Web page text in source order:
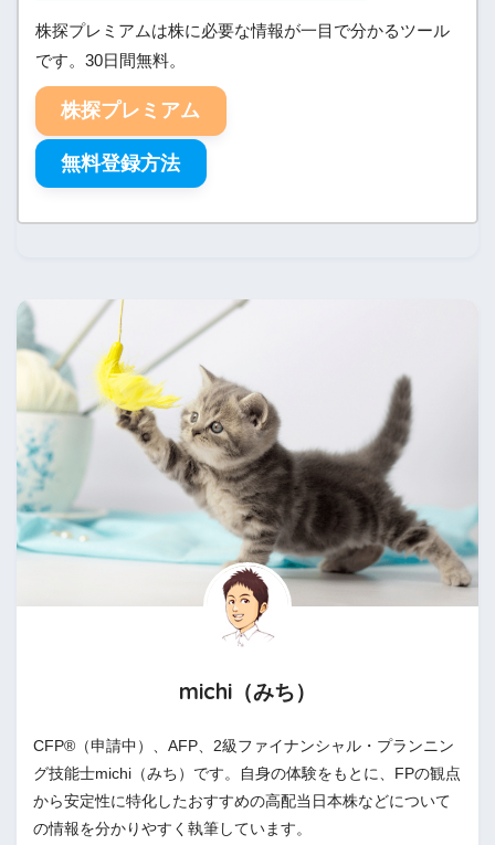
株探プレミアムは株に必要な情報が一目で分かるツール
です。30日間無料。
株探プレミアム
無料登録方法
michi（みち）
CFP®（申請中）、AFP、2級ファイナンシャル・プランニン
グ技能士michi（みち）です。自身の体験をもとに、FPの観点
から安定性に特化したおすすめの高配当日本株などについて
の情報を分かりやすく執筆しています。